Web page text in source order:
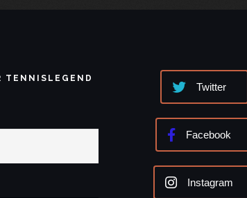
TENNISLEGEND
Twitter
Facebook
Instagram